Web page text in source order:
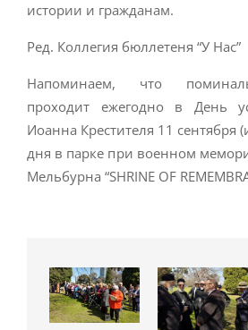
истории и гражданам.
Ред. Коллегия бюллетеня “У Нас”
Напоминаем, что
проходит ежегодно в День
Иоанна Крестителя 11 сентября
дня в парке при военном
Мельбурна “SHRINE OF